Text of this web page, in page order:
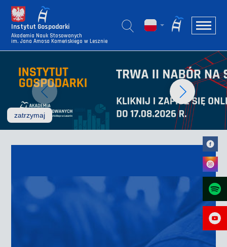
Instytut Gospodarki
Akademia Nauk Stosowanych
im. Jana Amosa Komeńskiego w Lesznie
zatrzymajanimację pokazu slajdów